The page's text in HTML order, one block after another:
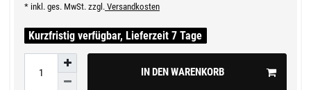
* inkl. ges. MwSt. zzgl. Versandkosten
Kurzfristig verfügbar, Lieferzeit 7 Tage
IN DEN WARENKORB